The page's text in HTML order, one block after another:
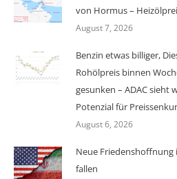
von Hormus –
August 7, 2026
Benzin etwas billiger,
Rohölpreis binnen
gesunken – ADAC sieht
Potenzial für
August 6, 2026
Neue Friedenshoffnung
fallen